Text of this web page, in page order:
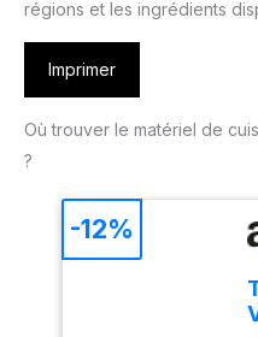
régions et les ingrédients
Imprimer
Où trouver le matériel de
?
-12%